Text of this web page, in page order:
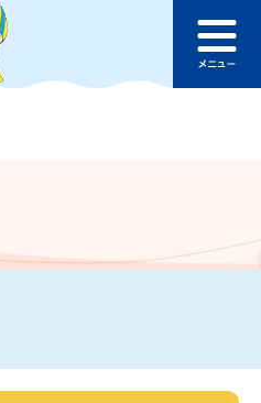
ジの本文へ
ュ